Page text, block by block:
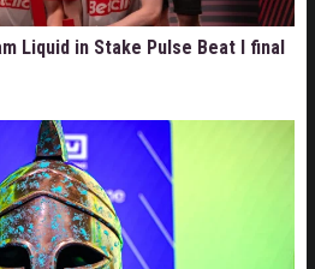
Liquid in Stake Pulse Beat I final